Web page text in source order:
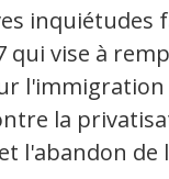
inquiétudes
qui vise à
l'immigration
la
l'abandon de